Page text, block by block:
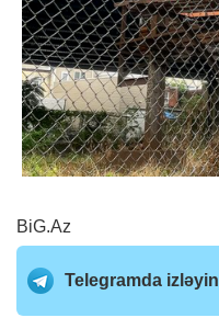
BiG.Az
Telegramda izləyin